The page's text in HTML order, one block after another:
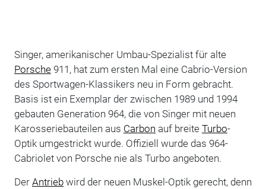
Singer, amerikanischer Umbau-Spezialist für alte
Porsche911, hat zum ersten Mal eine Cabrio-Version
des Sportwagen-Klassikers neu in Form gebracht.
Basis ist ein Exemplar der zwischen 1989 und 1994
gebauten Generation 964, die von Singer mit neuen
Karosseriebauteilen aus Carbon auf breite Turbo-
Optik umgestrickt wurde. Offiziell wurde das 964-
Cabriolet von Porsche nie als Turbo angeboten.
Der Antriebwird der neuen Muskel-Optik gerecht, denn